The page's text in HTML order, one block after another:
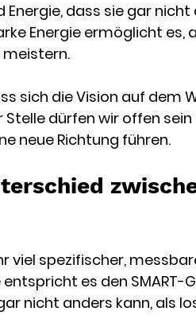
Energie, dass sie gar nicht
Energie ermöglicht es,
sich die Vision auf dem
Stelle dürfen wir offen
neue Richtung führen.
viel spezifischer,
es den
nicht anders kann, als